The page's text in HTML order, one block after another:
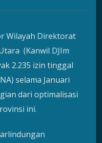
Wilayah Direktorat
(Kanwil DJIm
2.235 izin tinggal
selama Januari
dari optimalisasi
ini.